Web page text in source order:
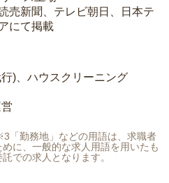
売新聞、テレビ朝日、日本テ
にて掲載
)、ハウスクリーニング
「勤務地」などの用語は、求職者
に、一般的な求人用語を用いたも
での求人となります。